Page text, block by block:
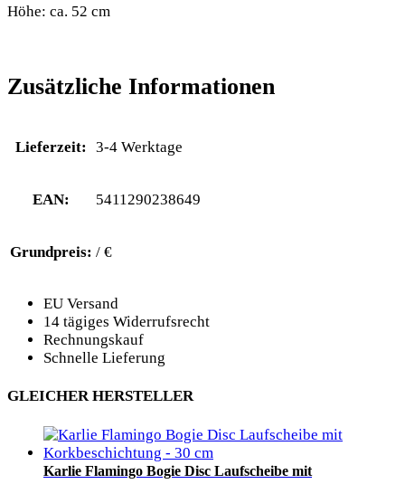
Höhe: ca. 52 cm
Zusätzliche Informationen
Lieferzeit: 3-4 Werktage
EAN: 5411290238649
Grundpreis: / €
EU Versand
14 tägiges Widerrufsrecht
Rechnungskauf
Schnelle Lieferung
GLEICHER HERSTELLER
Karlie Flamingo Bogie Disc Laufscheibe mit